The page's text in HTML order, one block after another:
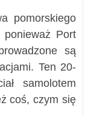
pomorskiego
ponieważ Port
są
Ten 20-
samolotem
coś, czym się